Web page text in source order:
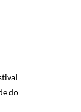
do